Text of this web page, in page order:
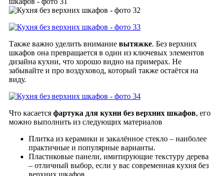
Также важно уделить внимание вытяжке. Без верхних
шкафов она превращается в один из ключевых элементов
дизайна кухни, что хорошо видно на примерах. Не
забывайте и про воздуховод, который также остаётся на
виду.
Что касается фартука для кухни без верхних шкафов, его
можно выполнить из следующих материалов
Плитка из керамики и закалённое стекло – наиболее
практичные и популярные варианты.
Пластиковые панели, имитирующие текстуру дерева
– отличный выбор, если у вас современная кухня без
верхних шкафов.